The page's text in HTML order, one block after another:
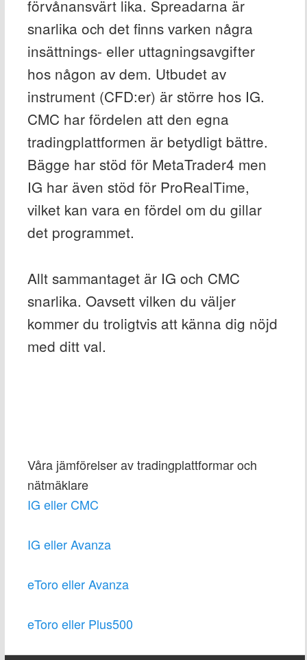
förvånansvärt lika. Spreadarna är
snarlika och det finns varken några
insättnings- eller uttagningsavgifter
hos någon av dem. Utbudet av
instrument (CFD:er) är större hos IG.
CMC har fördelen att den egna
tradingplattformen är betydligt bättre.
Bägge har stöd för MetaTrader4 men
IG har även stöd för ProRealTime,
vilket kan vara en fördel om du gillar
det programmet.
Allt sammantaget är IG och CMC
snarlika. Oavsett vilken du väljer
kommer du troligtvis att känna dig nöjd
med ditt val.
Våra jämförelser av tradingplattformar och
nätmäklare
IG eller CMC
IG eller Avanza
eToro eller Avanza
eToro eller Plus500